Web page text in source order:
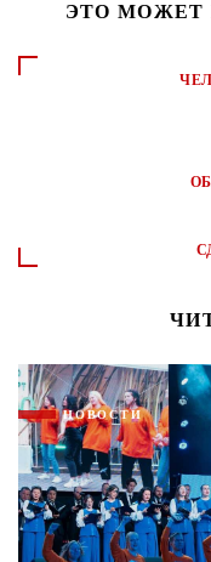
ЭТО МОЖЕТ
НОВОСТИ